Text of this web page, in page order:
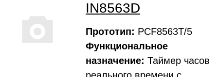
IN8563D
Прототип: PCF8563T/5
Функциональное
назначение: Таймер часов